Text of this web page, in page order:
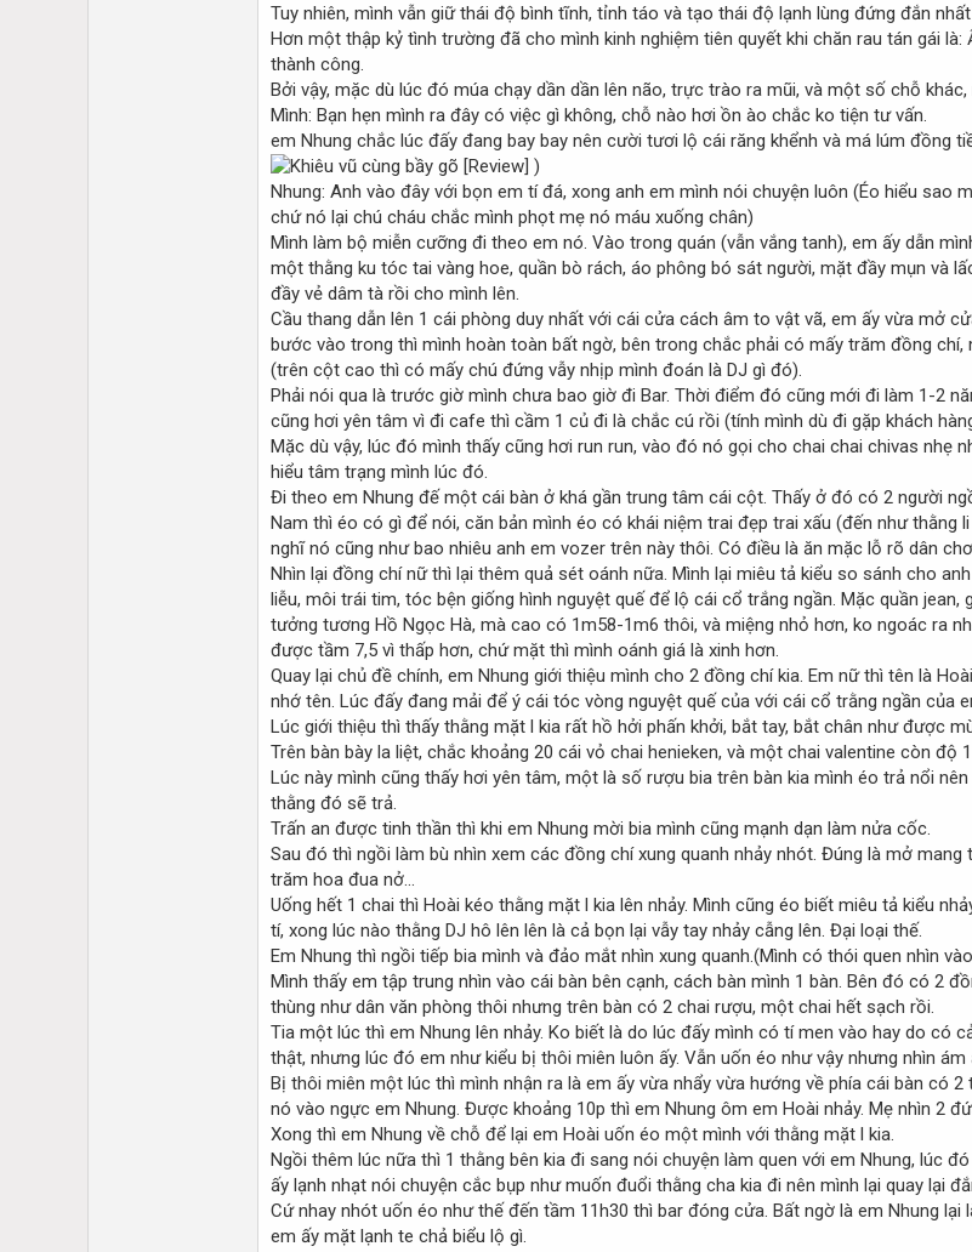
Tuy nhiên, mình vẫn giữ thái độ bình tĩnh, tỉnh táo và tạo thái độ lạnh lùng đứng đắn nhất
Hơn một thập kỷ tình trường đã cho mình kinh nghiệm tiên quyết khi chăn rau tán gái
thành công.
Bởi vậy, mặc dù lúc đó múa chạy dần dần lên não, trực trào ra mũi, và một số chỗ
Mình: Bạn hẹn mình ra đây có việc gì không, chỗ nào hơi ồn ào chắc ko tiện tư vấn.
em Nhung chắc lúc đấy đang bay bay nên cười tươi lộ cái răng khểnh và má lúm đồng
)
Nhung: Anh vào đây với bọn em tí đá, xong anh em mình nói chuyện luôn (Éo hiểu
chứ nó lại chú cháu chắc mình phọt mẹ nó máu xuống chân)
Mình làm bộ miễn cưỡng đi theo em nó. Vào trong quán (vẫn vắng tanh), em ấy dẫn
một thằng ku tóc tai vàng hoe, quần bò rách, áo phông bó sát người, mặt đầy mụn và
đầy vẻ dâm tà rồi cho mình lên.
Cầu thang dẫn lên 1 cái phòng duy nhất với cái cửa cách âm to vật vã, em ấy vừa mở
bước vào trong thì mình hoàn toàn bất ngờ, bên trong chắc phải có mấy trăm đồng
(trên cột cao thì có mấy chú đứng vẫy nhịp mình đoán là DJ gì đó).
Phải nói qua là trước giờ mình chưa bao giờ đi Bar. Thời điểm đó cũng mới đi làm 1-2
cũng hơi yên tâm vì đi cafe thì cầm 1 củ đi là chắc cú rồi (tính mình dù đi gặp khách
Mặc dù vậy, lúc đó mình thấy cũng hơi run run, vào đó nó gọi cho chai chai chivas nhẹ
hiểu tâm trạng mình lúc đó.
Đi theo em Nhung đế một cái bàn ở khá gần trung tâm cái cột. Thấy ở đó có 2 người
Nam thì éo có gì để nói, căn bản mình éo có khái niệm trai đẹp trai xấu (đến như
nghĩ nó cũng như bao nhiêu anh em vozer trên này thôi. Có điều là ăn mặc lỗ rõ dân
Nhìn lại đồng chí nữ thì lại thêm quả sét oánh nữa. Mình lại miêu tả kiểu so sánh cho
liễu, môi trái tim, tóc bện giống hình nguyệt quế để lộ cái cổ trắng ngần. Mặc quần
tưởng tương Hồ Ngọc Hà, mà cao có 1m58-1m6 thôi, và miệng nhỏ hơn, ko ngoác ra
được tầm 7,5 vì thấp hơn, chứ mặt thì mình oánh giá là xinh hơn.
Quay lại chủ đề chính, em Nhung giới thiệu mình cho 2 đồng chí kia. Em nữ thì tên là
nhớ tên. Lúc đấy đang mải để ý cái tóc vòng nguyệt quế của với cái cổ trằng ngần của
Lúc giới thiệu thì thấy thằng mặt l kia rất hồ hởi phấn khởi, bắt tay, bắt chân như được
Trên bàn bày la liệt, chắc khoảng 20 cái vỏ chai henieken, và một chai valentine còn
Lúc này mình cũng thấy hơi yên tâm, một là số rượu bia trên bàn kia mình éo trả nổi
thằng đó sẽ trả.
Trấn an được tinh thần thì khi em Nhung mời bia mình cũng mạnh dạn làm nửa cốc.
Sau đó thì ngồi làm bù nhìn xem các đồng chí xung quanh nhảy nhót. Đúng là mở
trăm hoa đua nở...
Uống hết 1 chai thì Hoài kéo thằng mặt l kia lên nhảy. Mình cũng éo biết miêu tả kiểu
tí, xong lúc nào thằng DJ hô lên lên là cả bọn lại vẫy tay nhảy cẫng lên. Đại loại thế.
Em Nhung thì ngồi tiếp bia mình và đảo mắt nhìn xung quanh.(Mình có thói quen nhìn
Mình thấy em tập trung nhìn vào cái bàn bên cạnh, cách bàn mình 1 bàn. Bên đó có 2
thùng như dân văn phòng thôi nhưng trên bàn có 2 chai rượu, một chai hết sạch rồi.
Tia một lúc thì em Nhung lên nhảy. Ko biết là do lúc đấy mình có tí men vào hay do có
thật, nhưng lúc đó em như kiểu bị thôi miên luôn ấy. Vẫn uốn éo như vậy nhưng nhìn
Bị thôi miên một lúc thì mình nhận ra là em ấy vừa nhẩy vừa hướng về phía cái bàn có
nó vào ngực em Nhung. Được khoảng 10p thì em Nhung ôm em Hoài nhảy. Mẹ nhìn 2
Xong thì em Nhung về chỗ để lại em Hoài uốn éo một mình với thằng mặt l kia.
Ngồi thêm lúc nữa thì 1 thằng bên kia đi sang nói chuyện làm quen với em Nhung, lúc
ấy lạnh nhạt nói chuyện cắc bụp như muốn đuổi thằng cha kia đi nên mình lại quay lại
Cứ nhay nhót uốn éo như thế đến tầm 11h30 thì bar đóng cửa. Bất ngờ là em Nhung
em ấy mặt lạnh te chả biểu lộ gì.